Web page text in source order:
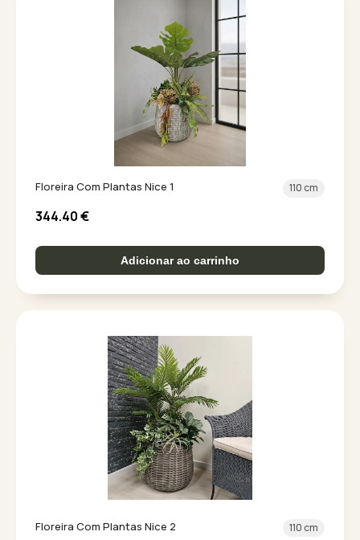
Floreira Com Plantas Nice 1 110 cm
344.40€
Adicionar ao carrinho
Floreira Com Plantas Nice 2 110 cm